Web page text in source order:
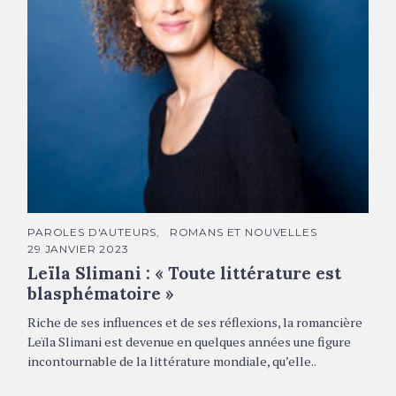
Leïla Slimani © F. Mantovani
C
T
É
G
O
R
E
PAROLES D'AUTEURS
ROMANS ET NOUVELLES
29 JANVIER 2023
Leïla Slimani : « Toute littérature est
blasphématoire »
Riche de ses influences et de ses réflexions, la romancière
Leïla Slimani est devenue en quelques années une figure
incontournable de la littérature mondiale, qu’elle..